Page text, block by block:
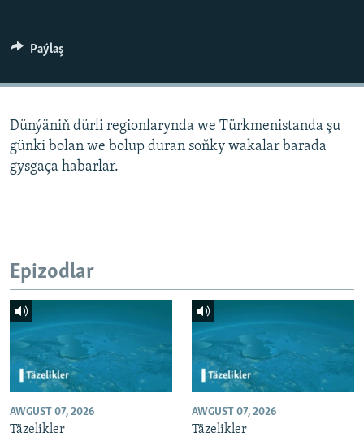
Paýlaş
Dünýäniň dürli regionlarynda we Türkmenistanda şu
günki bolan we bolup duran soňky wakalar barada
gysgaça habarlar.
Epizodlar
AWGUST 07, 2026
Täzelikler
AWGUST 07, 2026
Täzelikler